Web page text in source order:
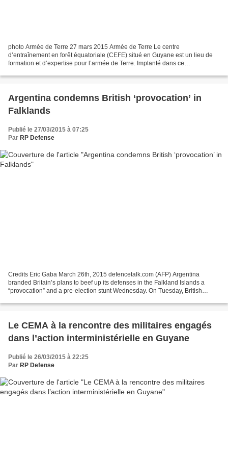
photo Armée de Terre 27 mars 2015 Armée de Terre Le centre
d’entraînement en forêt équatoriale (CEFE) situé en Guyane est un lieu de
formation et d’expertise pour l’armée de Terre. Implanté dans ce
Argentina condemns British ‘provocation’ in
Falklands
Publié le 27/03/2015 à 07:25
Par RP Defense
Credits Eric Gaba March 26th, 2015 defencetalk.com (AFP) Argentina
branded Britain’s plans to beef up its defenses in the Falkland Islands a
“provocation” and a pre-election stunt Wednesday. On Tuesday, British
Le CEMA à la rencontre des militaires engagés
dans l’action interministérielle en Guyane
Publié le 26/03/2015 à 22:25
Par RP Defense